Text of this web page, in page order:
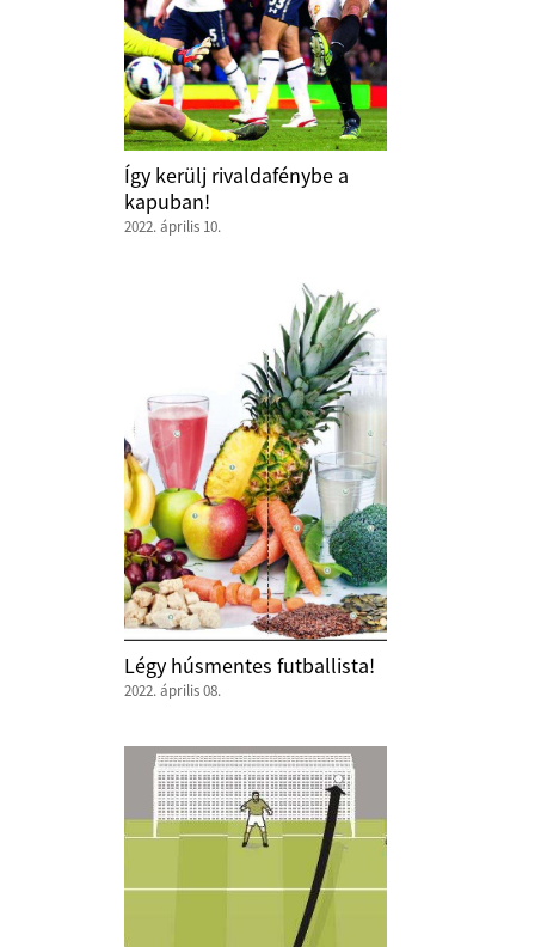
Így kerülj rivaldafénybe a
kapuban!
2022. április 10.
Légy húsmentes futballista!
2022. április 08.